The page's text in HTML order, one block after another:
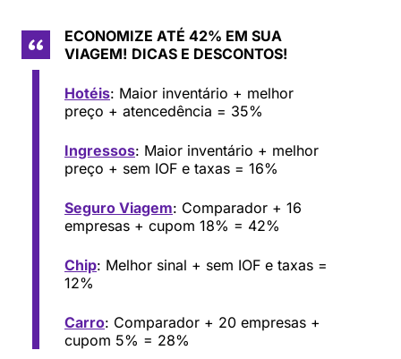
ECONOMIZE ATÉ 42% EM SUA
VIAGEM! DICAS E DESCONTOS!
Hotéis: Maior inventário + melhor
preço + atencedência = 35%
Ingressos: Maior inventário + melhor
preço + sem IOF e taxas = 16%
Seguro Viagem: Comparador + 16
empresas + cupom 18% = 42%
Chip: Melhor sinal + sem IOF e taxas =
12%
Carro: Comparador + 20 empresas +
cupom 5% = 28%